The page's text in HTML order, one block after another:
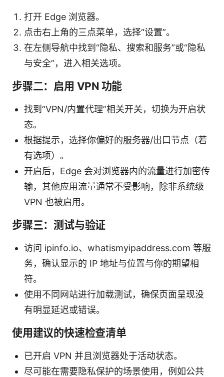
打开 Edge 浏览器。
点击右上角的三点菜单，选择“设置”。
在左侧导航中找到“隐私、搜索和服务”或“隐私
与安全”，进入相关选项。
步骤二：启用 VPN 功能
找到“VPN/内置代理”相关开关，切换为开启状
态。
根据提示，选择你偏好的服务器/出口节点（若
有选项）。
开启后，Edge 会对浏览器内的流量进行加密传
输，其他应用流量通常不受影响，除非系统级
VPN 也被启用。
步骤三：测试与验证
访问 ipinfo.io、whatismyipaddress.com 等服
务，确认显示的 IP 地址与位置与你的期望相
符。
使用不同网站进行加载测试，确保页面呈现没
有明显延迟或错误。
使用建议的快速检查清单
已开启 VPN 并且浏览器处于活动状态。
尽可能在需要隐私保护的场景使用，例如公共